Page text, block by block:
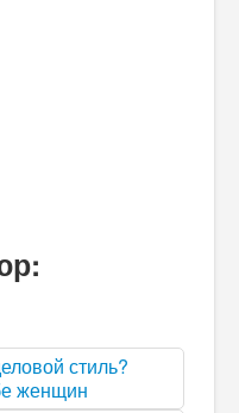
стиль?
женщин